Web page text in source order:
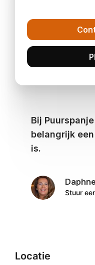
Bij
belangrijk
is.
Stuur
Locatie